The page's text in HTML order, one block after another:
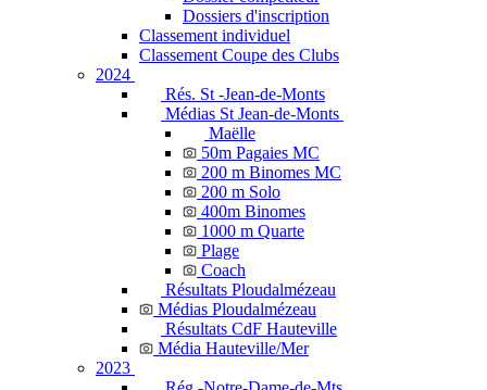
Dossiers d'inscription
Classement individuel
Classement Coupe des Clubs
2024
Rés. St -Jean-de-Monts
Médias St Jean-de-Monts
Maëlle
50m Pagaies MC
200 m Binomes MC
200 m Solo
400m Binomes
1000 m Quarte
Plage
Coach
Résultats Ploudalmézeau
Médias Ploudalmézeau
Résultats CdF Hauteville
Média Hauteville/Mer
2023